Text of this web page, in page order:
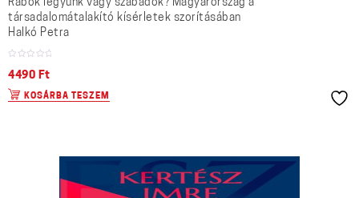
Rabok legyünk vagy szabadok? Magyarország a
társadalomátalakító kísérletek szorításában
Halkó Petra
4490 Ft
KOSÁRBA TESZEM